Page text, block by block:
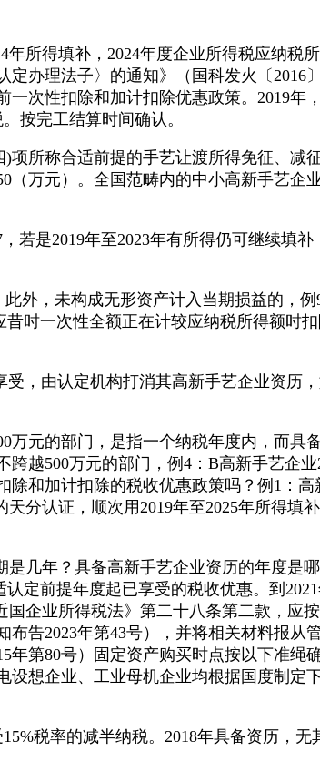
得填补，2024年度企业所得税应纳税
办理法子〉的通知》（国科发火〔2016
次性扣除和加计扣除优惠政策。2019年
按完工结算时间确认。
所称合适前提的手艺让渡所得免征、减
（万元）。全国范畴内的中小高新手艺企
是2019年至2023年有所得仍可继续填
，未构成无形资产计入当期损益的，例
时一次性全额正在计较应纳税所得额时
由认定机构打消其高新手艺企业资历
元的部门，是指一个纳税年度内，而具
越500万元的部门，例4：B高新手艺企业
和加计扣除的税收优惠政策吗？例1：
分认证，顺次用2019年至2025年所得填
年？具备高新手艺企业资历的年度是哪
定前提年度起已享受的税收优惠。到
企业所得税法》第二十八条第二款，应
告2023年第43号），并将相关材料报从
第80号）固定资产购买时点按以下准绳
想企业、工业母机企业均根据国度制定
税率的减半纳税。2018年具备资历，无